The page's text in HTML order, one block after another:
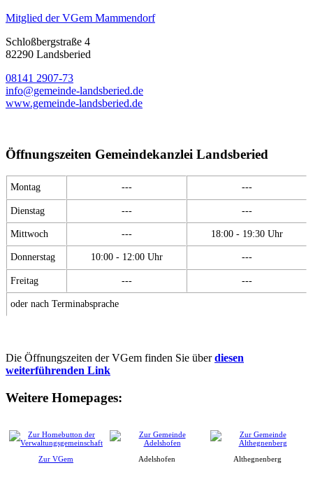
Mitglied der VGem Mammendorf
Schloßbergstraße 4
82290 Landsberied
08141 2907-73
info@gemeinde-landsberied.de
www.gemeinde-landsberied.de
Öffnungszeiten Gemeindekanzlei Landsberied
Montag --- ---
Dienstag --- ---
Mittwoch --- 18:00 - 19:30 Uhr
Donnerstag 10:00 - 12:00 Uhr ---
Freitag --- ---
oder nach Terminabsprache
Die Öffnungszeiten der VGem finden Sie überdiesen
weiterführenden Link
Weitere Homepages:
Zur VGem Adelshofen Althegnenberg